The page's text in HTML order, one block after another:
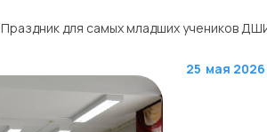
Праздник для самых младших учеников
25 мая 2026